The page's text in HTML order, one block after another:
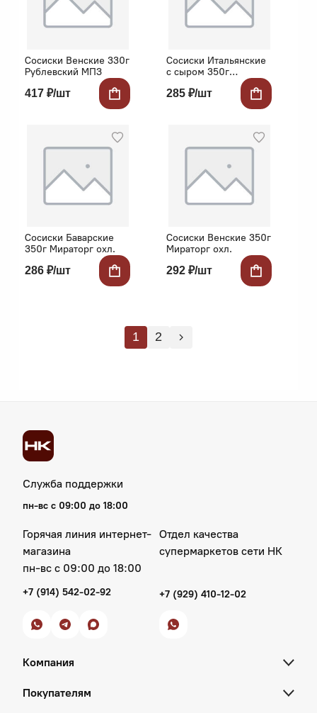
Сосиски Венские 330г
Рублевский МПЗ
417 ₽/шт
Сосиски Итальянские
с сыром 350г
285 ₽/шт
Сосиски Баварские
350г Мираторг охл.
286 ₽/шт
Сосиски Венские 350г
Мираторг охл.
292 ₽/шт
1 2
Служба поддержки
пн‑вс с 09:00 до 18:00
Горячая линия интернет-
магазина
пн‑вс с 09:00 до 18:00
+7 (914) 542-02-92
Отдел качества
супермаркетов сети НК
+7 (929) 410-12-02
Компания
Покупателям